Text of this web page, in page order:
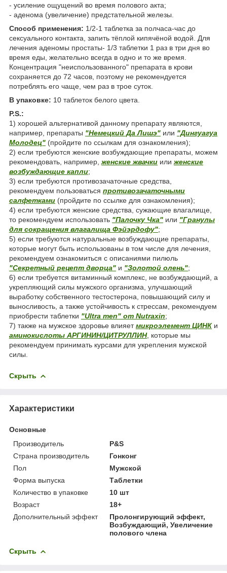
- усиление ощущений во время полового акта;
- аденома (увеличение) предстательной железы.
Способ применения: 1/2-1 таблетка за полчаса-час до
сексуального контакта, запить тёплой кипячёной водой. Для
лечения аденомы простаты- 1/3 таблетки 1 раз в три дня во
время еды, желательно всегда в одно и то же время.
Концентрация "неиспользованного" препарата в крови
сохраняется до 72 часов, поэтому не рекомендуется
потреблять его чаще, чем раз в трое суток.
В упаковке: 10 таблеток белого цвета.
P.S.:
1) хорошей альтернативой данному препарату являются,
например, препараты "Немецкий Да Лишэ" или "Дингуагуа
Молодец" (пройдите по ссылкам для ознакомления);
2) если требуются женские возбуждающие препараты, можем
рекомендовать, например, женские жвачки или женские
возбуждающие капли;
3) если требуются противозачаточные средства,
рекомендуем пользоваться противозачаточными
салфетками (пройдите по ссылке для ознакомления);
4) если требуются женские средства, сужающие влагалище,
то рекомендуем использовать "Палочку Чка" или "Гранулы
для сокращения влагалища Фэйэрдофу";
5) если требуются натуральные возбуждающие препараты,
которые могут быть использованы в том числе для лечения,
рекомендуем ознакомиться с описаниями пилюль
"Секретный рецепт дворца" и "Золотой олень";
6) если требуется витаминный комплекс, не возбуждающий, а
укрепляющий силы мужского организма, улучшающий
выработку собственного тестостерона, повышающий силу и
выносливость, а также устойчивость к стрессам, рекомендуем
приобрести таблетки "Ultra men" от Nutraxin;
7) также на мужское здоровье влияетмикроэлемент ЦИНКи
аминокислоты АРГИНИН/ЦИТРУЛЛИН, которые мы
рекомендуем принимать курсами для укрепления мужской
силы.
Скрыть
Характеристики
Основные
Производитель
P&S
Страна производитель
Гонконг
Пол
Мужской
Форма выпуска
Таблетки
Количество в упаковке
10 шт
Возраст
18+
Дополнительный эффект
Пролонгирующий эффект,
Возбуждающий, Увеличение
полового члена
Скрыть